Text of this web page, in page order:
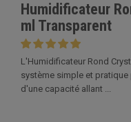
Humidificateur
ml Transparent
L'Humidificateur Rond
système simple et
d'une capacité allant ...